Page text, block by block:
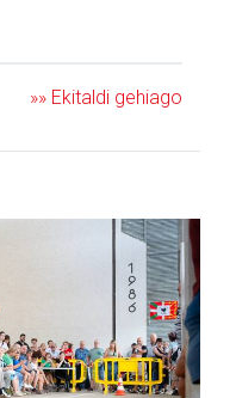
»» Ekitaldi gehiago